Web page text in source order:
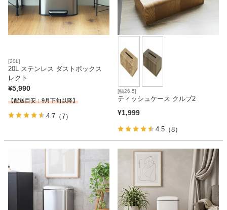
[20L]
20L ステンレス ダストボックス
レクト
¥5,990
【配送目安：9月下旬以降】
4.7 （7）
[幅26.5]
ティッシュケース クルブ2
¥1,999
4.5 （8）